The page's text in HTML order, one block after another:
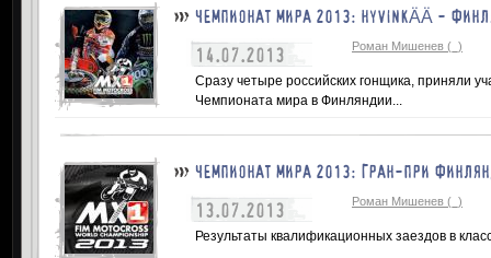
ЧЕМПИОНАТ МИРА 2013: HYVINKÄÄ -
14.07.2013 Роман Мишенев (_)
Сразу четыре российских гонщика, приняли
Чемпионата мира в Финляндии...
ЧЕМПИОНАТ МИРА 2013: ГРАН-ПРИ
13.07.2013 Роман Мишенев (_)
Результаты квалификационных заездов в